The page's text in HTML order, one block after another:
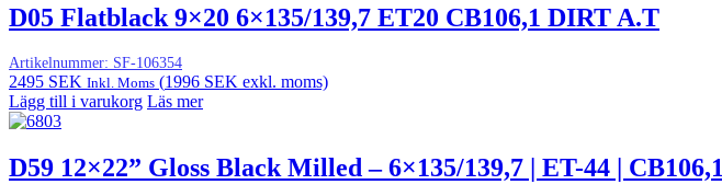
D05 Flatblack 9×20 6×135/139,7 ET20 CB106,1 DIRT A.T
Artikelnummer: SF-106354
2495 SEK Inkl. Moms (1996 SEK exkl. moms)
Lägg till i varukorg Läs mer
D59 12×22” Gloss Black Milled – 6×135/139,7 | ET-44 |